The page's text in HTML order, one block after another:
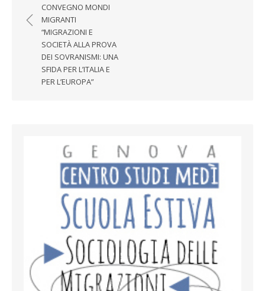
CONVEGNO MONDI
MIGRANTI
“MIGRAZIONI E
SOCIETÀ ALLA PROVA
DEI SOVRANISMI: UNA
SFIDA PER L’ITALIA E
PER L’EUROPA”